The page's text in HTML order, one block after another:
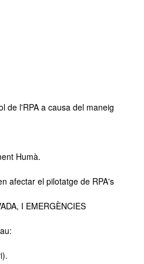
de l'RPA a causa del maneig
Humà.
afectar el pilotatge de RPA's
I EMERGÈNCIES